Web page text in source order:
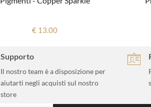
€ 13.00
Supporto
Il nostro team è a disposizione per
aiutarti negli acquisti sul nostro
store